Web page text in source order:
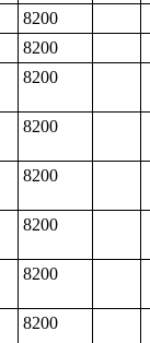
8200
8200
8200
8200
8200
8200
8200
8200